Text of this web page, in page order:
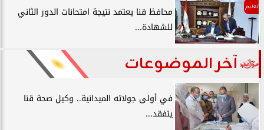
تعليم
محافظ قنا يعتمد نتيجة امتحانات الدور الثاني
للشهادة...
آخر الموضوعات
في أولى جولاته الميدانية.. وكيل صحة قنا
يتفقد...